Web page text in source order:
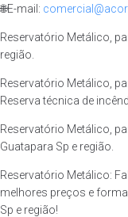
🌐E-mail:
Reservatório Metálico,
região.
Reservatório Metálico,
Reserva técnica de
Reservatório Metálico,
Guatapara Sp e região.
Reservatório Metálico:
melhores preços e
Sp e região!